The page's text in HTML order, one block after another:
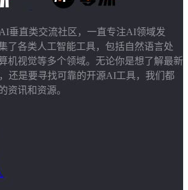
垂直类交流社区，一直专注AI领域发
了各类人工智能工具，包括自然语言处
机视觉等多个领域。无论你是想了解最新
还是要寻找可靠的开源AI工具，我们都
资讯和资源。